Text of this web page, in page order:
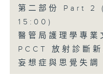
第二部份 Part 2
15:00)
醫管局護理學專業
PCCT 放射診斷新
妄想症與思覺失調